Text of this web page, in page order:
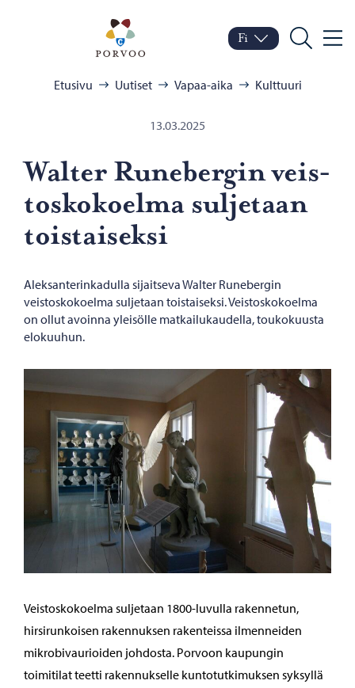
Porvoo – Siirry
Vaihda kieltä
Nykyinen kieli: Suomi
Fi
Hae
Etusivu Uutiset Vapaa-aika Kulttuuri
13.03.2025
Walter Ru­ne­ber­gin veis­
tos­ko­koel­ma sul­je­taan
tois­tai­sek­si
Aleksanterinkadulla sijaitseva Walter Runebergin
veistoskokoelma suljetaan toistaiseksi. Veistoskokoelma
on ollut avoinna yleisölle matkailukaudella, toukokuusta
elokuuhun.
Veistoskokoelma suljetaan 1800-luvulla rakennetun,
hirsirunkoisen rakennuksen rakenteissa ilmenneiden
mikrobivaurioiden johdosta. Porvoon kaupungin
toimitilat teetti rakennukselle kuntotutkimuksen syksyllä